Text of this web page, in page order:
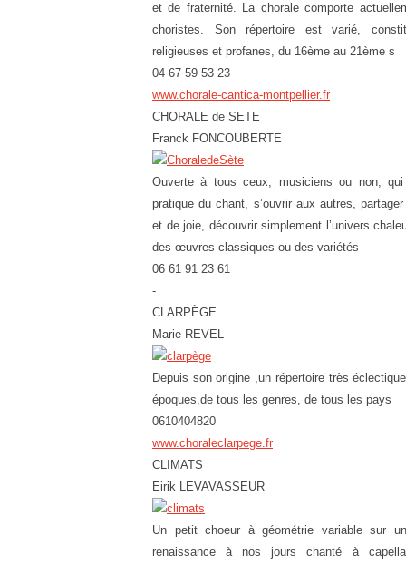
et de fraternité. La chorale comporte
choristes. Son répertoire est varié,
religieuses et profanes, du 16ème au 21ème s
04 67 59 53 23
www.chorale-cantica-montpellier.fr
CHORALE de SETE
Franck FONCOUBERTE
Ouverte à tous ceux, musiciens ou non,
pratique du chant, s’ouvrir aux autres,
et de joie, découvrir simplement l’univers
des œuvres classiques ou des variétés
06 61 91 23 61
-
CLARPÈGE
Marie REVEL
Depuis son origine ,un répertoire très
époques,de tous les genres, de tous les pays
0610404820
www.choraleclarpege.fr
CLIMATS
Eirik LEVAVASSEUR
Un petit choeur à géométrie variable sur
renaissance à nos jours chanté à